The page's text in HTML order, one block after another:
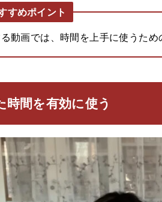
すめポイント
動画では、時間を上手に使うため
時間を有効に使う